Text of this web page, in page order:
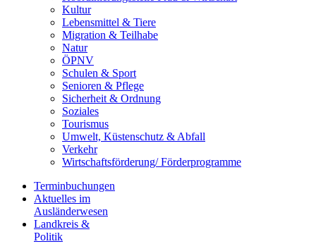
Kultur
Lebensmittel & Tiere
Migration & Teilhabe
Natur
ÖPNV
Schulen & Sport
Senioren & Pflege
Sicherheit & Ordnung
Soziales
Tourismus
Umwelt, Küstenschutz & Abfall
Verkehr
Wirtschaftsförderung/ Förderprogramme
Terminbuchungen
Aktuelles im
Ausländerwesen
Landkreis &
Politik